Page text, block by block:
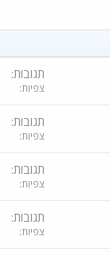
תגובות
צפיות
תגובות
צפיות
תגובות
צפיות
תגובות
צפיות